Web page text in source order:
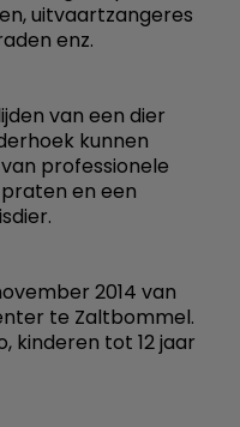
uitvaartzangeres
enz.
van een dier
kunnen
professionele
en een
2014 van
te Zaltbommel.
kinderen tot 12 jaar